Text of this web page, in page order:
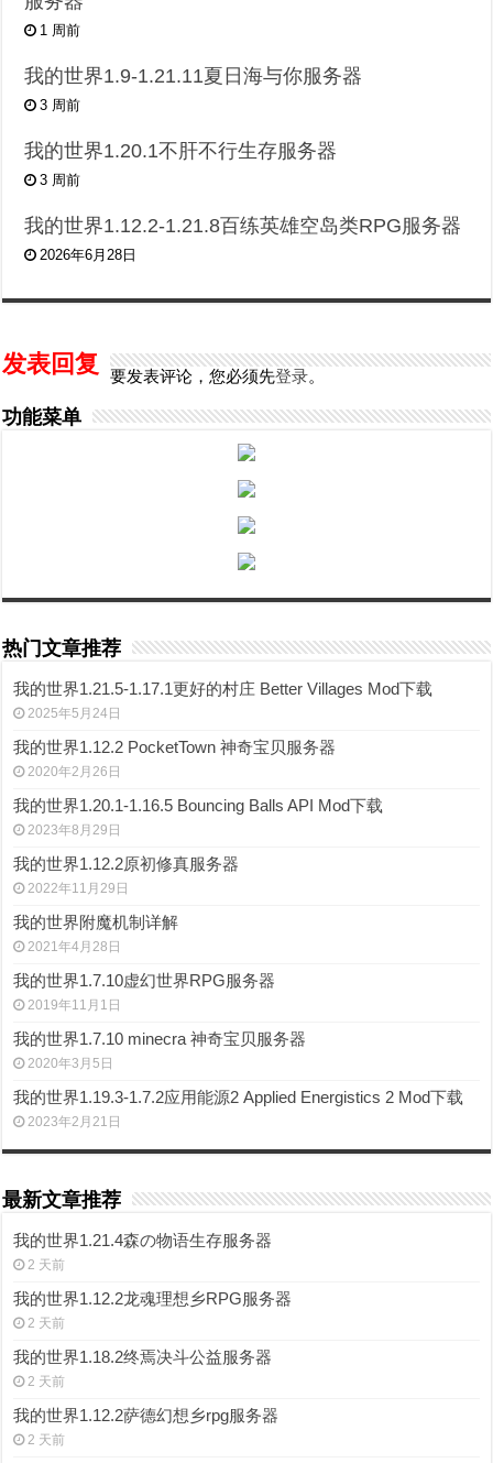
1 周前
我的世界1.9-1.21.11夏日海与你服务器
3 周前
我的世界1.20.1不肝不行生存服务器
3 周前
我的世界1.12.2-1.21.8百练英雄空岛类RPG服务器
2026年6月28日
发表回复 要发表评论，您必须先登录。
功能菜单
热门文章推荐
我的世界1.21.5-1.17.1更好的村庄 Better Villages Mod下载
2025年5月24日
我的世界1.12.2 PocketTown 神奇宝贝服务器
2020年2月26日
我的世界1.20.1-1.16.5 Bouncing Balls API Mod下载
2023年8月29日
我的世界1.12.2原初修真服务器
2022年11月29日
我的世界附魔机制详解
2021年4月28日
我的世界1.7.10虚幻世界RPG服务器
2019年11月1日
我的世界1.7.10 minecra 神奇宝贝服务器
2020年3月5日
我的世界1.19.3-1.7.2应用能源2 Applied Energistics 2 Mod下载
2023年2月21日
最新文章推荐
我的世界1.21.4森の物语生存服务器
2 天前
我的世界1.12.2龙魂理想乡RPG服务器
2 天前
我的世界1.18.2终焉决斗公益服务器
2 天前
我的世界1.12.2萨德幻想乡rpg服务器
2 天前